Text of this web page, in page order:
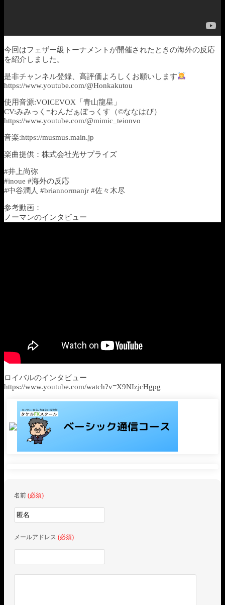
今回はフェザー級トーナメントが開催されたときの海外の反応
を紹介しました。
是非チャンネル登録、高評価よろしくお願いします
https://www.youtube.com/@Honkakutou
使用音源:VOICEVOX「青山龍星」
CV:みみっく=わんだぁぼっくす（©ななはぴ）
https://www.youtube.com/@mimic_teionvo
音楽:https://musmus.main.jp
楽曲提供：株式会社光サプライズ
#井上尚弥
#inoue #海外の反応
#中谷潤人 #briannormanjr #佐々木尽
参考動画：
ノーマンのインタビュー
ロイバルのインタビュー
https://www.youtube.com/watch?v=X9NIzjcHgpg
名前 (必須)
メールアドレス (必須)